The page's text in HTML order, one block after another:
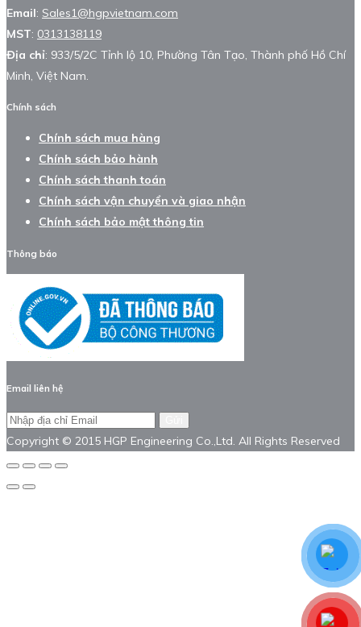
Email: Sales1@hgpvietnam.com
MST: 0313138119
Địa chỉ: 933/5/2C Tỉnh lộ 10, Phường Tân Tạo, Thành phố Hồ Chí
Minh, Việt Nam.
Chính sách
Chính sách mua hàng
Chính sách bảo hành
Chính sách thanh toán
Chính sách vận chuyển và giao nhận
Chính sách bảo mật thông tin
Thông báo
Email liên hệ
Copyright © 2015 HGP Engineering Co.,Ltd. All Rights Reserved